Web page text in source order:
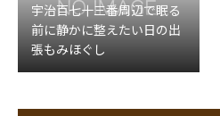
宇治百七十三番周辺で眠る
前に静かに整えたい日の出
張もみほぐし